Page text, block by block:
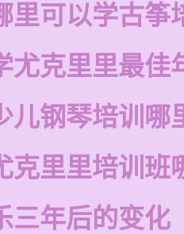
里可以学古筝
尤克里里最佳
儿钢琴培训哪
克里里培训班
三年后的变化